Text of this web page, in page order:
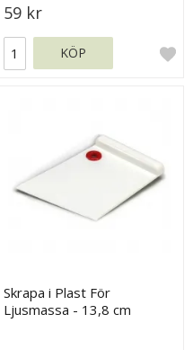
59 kr
KÖP
Skrapa i Plast För
Ljusmassa - 13,8 cm